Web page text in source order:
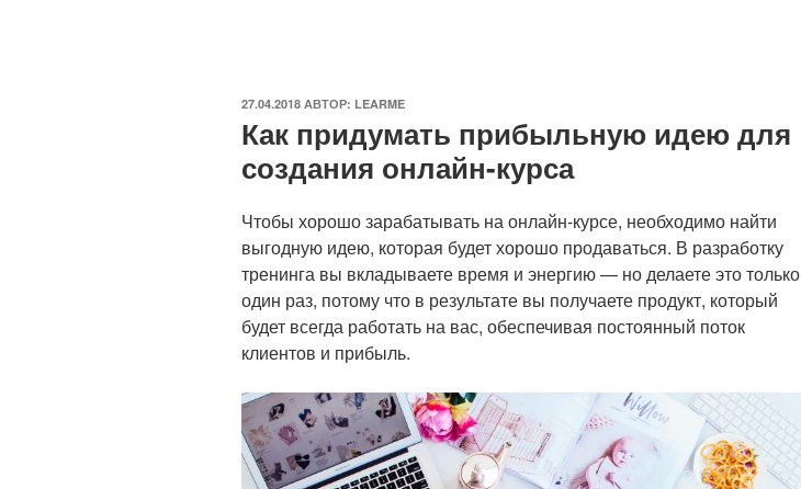
ОПУБЛИКОВАНО
27.04.2018 АВТОР: LEARME
Как придумать прибыльную идею для
создания онлайн-курса
Чтобы хорошо зарабатывать на онлайн-курсе, необходимо найти
выгодную идею, которая будет хорошо продаваться. В разработку
тренинга вы вкладываете время и энергию — но делаете это только
один раз, потому что в результате вы получаете продукт, который
будет всегда работать на вас, обеспечивая постоянный поток
клиентов и прибыль.